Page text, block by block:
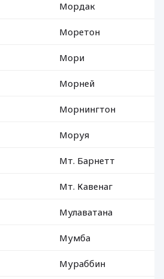
Мордак
Моретон
Мори
Морней
Морнингтон
Моруя
Мт. Барнетт
Мт. Кавенаг
Мулаватана
Мумба
Мураббин